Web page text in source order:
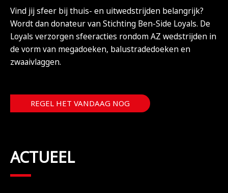
Vind jij sfeer bij thuis- en uitwedstrijden belangrijk?
Wordt dan donateur van Stichting Ben-Side Loyals. De
Loyals verzorgen sfeeracties rondom AZ wedstrijden in
de vorm van megadoeken, balustradedoeken en
zwaaivlaggen.
REGEL HET VANDAAG NOG
ACTUEEL